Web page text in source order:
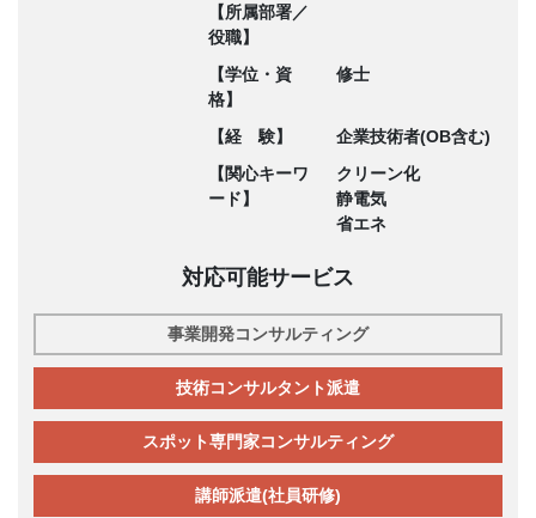
【所属部署／
役職】
【学位・資
格】
修士
【経 験】
企業技術者(OB含む)
【関心キーワ
ード】
クリーン化
静電気
省エネ
対応可能サービス
事業開発コンサルティング
技術コンサルタント派遣
スポット専門家コンサルティング
講師派遣(社員研修)